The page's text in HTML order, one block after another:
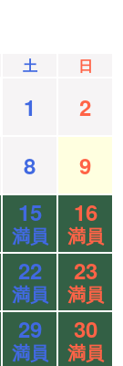
土 日
1
2
8
9
15
満員
16
満員
22
満員
23
満員
29
満員
30
満員